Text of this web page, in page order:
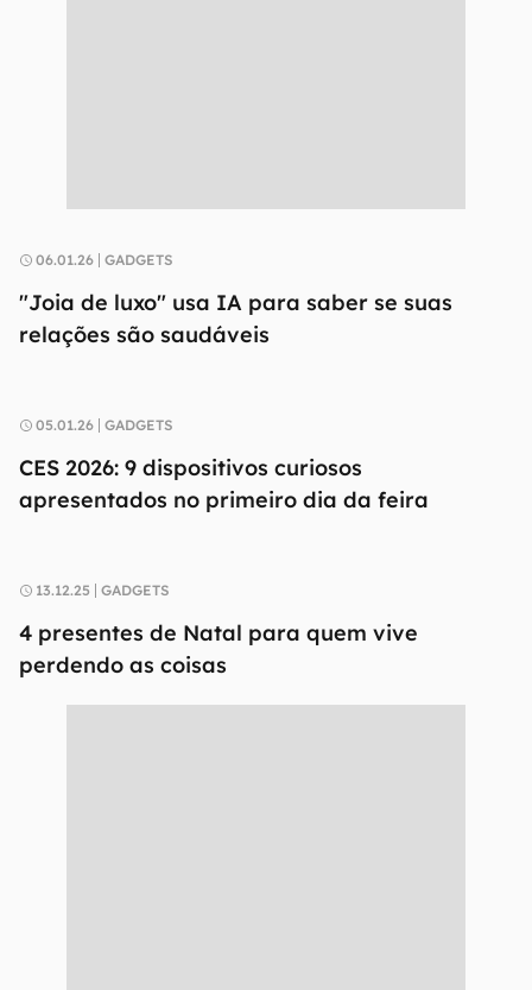
06.01.26 GADGETS
"Joia de luxo" usa IA para saber se suas
relações são saudáveis
05.01.26 GADGETS
CES 2026: 9 dispositivos curiosos
apresentados no primeiro dia da feira
13.12.25 GADGETS
4 presentes de Natal para quem vive
perdendo as coisas